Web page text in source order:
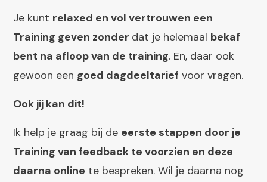
Je kunt relaxed en vol vertrouwen een
Training geven zonder dat je helemaal bekaf
bent na afloop van de training. En, daar ook
gewoon een goed dagdeeltarief voor vragen.
Ook jij kan dit!
Ik help je graag bij de eerste stappen door je
Training van feedback te voorzien en deze
daarna online te bespreken. Wil je daarna nog